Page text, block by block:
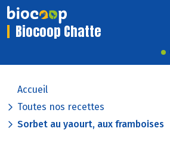
Biocoop Chatte
Accueil
Toutes nos recettes
Sorbet au yaourt, aux framboises